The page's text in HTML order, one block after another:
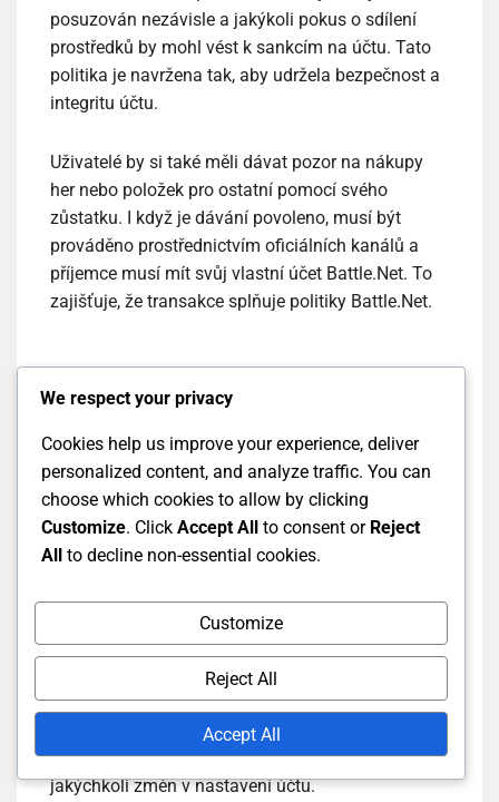
posuzován nezávisle a jakýkoli pokus o sdílení
prostředků by mohl vést k sankcím na účtu. Tato
politika je navržena tak, aby udržela bezpečnost a
integritu účtu.
Uživatelé by si také měli dávat pozor na nákupy
her nebo položek pro ostatní pomocí svého
zůstatku. I když je dávání povoleno, musí být
prováděno prostřednictvím oficiálních kanálů a
příjemce musí mít svůj vlastní účet Battle.Net. To
zajišťuje, že transakce splňuje politiky Battle.Net.
Problémy s propojením účtů
Propojení účtů z různých platforem, jako jsou
konzole a PC, může vést k komplikacím se
správou zůstatku. Uživatelé mohou zjistit, že jejich
zůstatky se nepřenášejí mezi propojenými účty,
což může být frustrující, pokud očekávají
Navíc, pokud účty odpojíte, jakýkoli zbývající
zůstatek na odpojeném účtu může být
nedostupný. Je důležité pochopit důsledky
propojení a odpojení účtů před provedením
jakýchkoli změn v nastavení účtu.
We respect your privacy
Cookies help us improve your experience, deliver
personalized content, and analyze traffic. You can
choose which cookies to allow by clicking
Customize. Click Accept All to consent or Reject
All to decline non-essential cookies.
Customize
Reject All
Accept All